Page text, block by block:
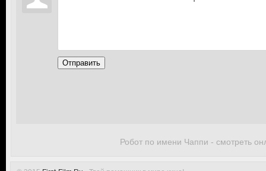
Робот по имени Чаппи - смотреть
Отправить